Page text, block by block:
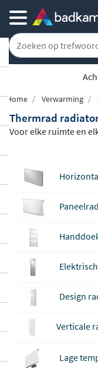
Home Verwarming
Thermrad
Voor elke ruimte en
est voor een lage
een
odel: Thermrad heeft
De radiatoren zijn
uminium en RVS
gens en kleuren. Zo
ator die aansluit bij
rmingsbehoefte.
Design
Verticale
Lage